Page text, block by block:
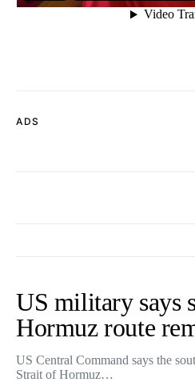
ADS
US military says
Hormuz route
US Central Command says the
Strait of Hormuz…